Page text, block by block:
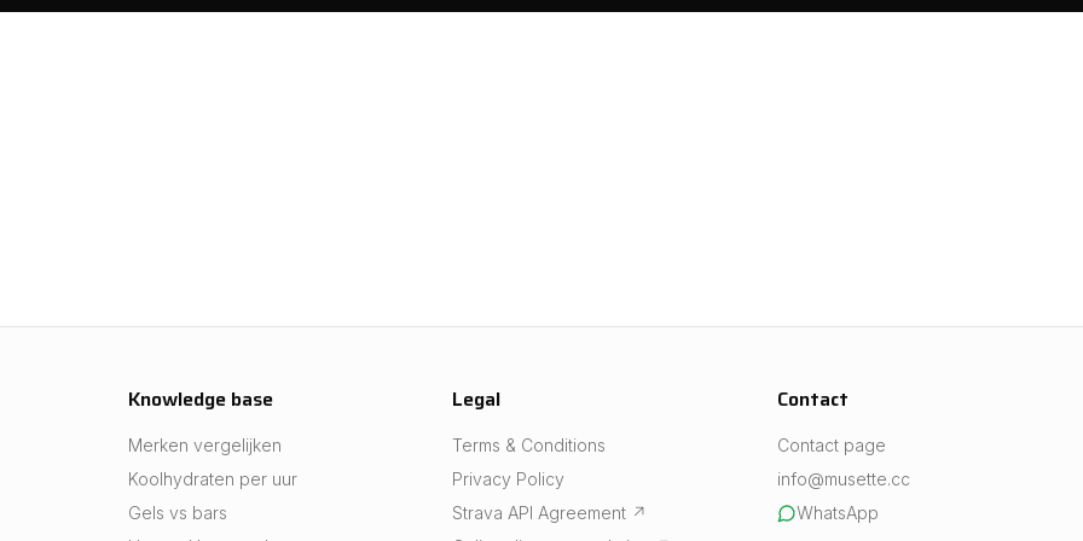
Knowledge base
Merken vergelijken
Koolhydraten per uur
Gels vs bars
Legal
Terms & Conditions
Privacy Policy
Strava API Agreement ↗
Contact
Contact page
info@musette.cc
WhatsApp